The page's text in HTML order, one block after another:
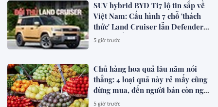
SUV hybrid BYD Ti7 lộ tin sắp về
Việt Nam: Cấu hình 7 chỗ 'thách
thức' Land Cruiser lẫn Defender,
chạy thuần điện hơn 150 km, dự
5 giờ trước
Chủ hàng hoa quả lâu năm nói
thẳng: 4 loại quả này rẻ mấy cũng
đừng mua, đến người bán còn ngại
ăn
5 giờ trước